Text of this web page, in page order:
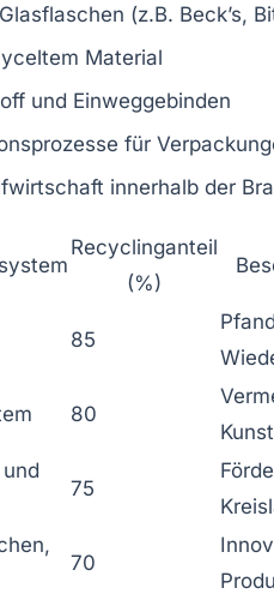
(z.B. Beck’s,
Material
und Einweggebinden
für
innerhalb der
Recyclinganteil
(%)
85
80
75
70